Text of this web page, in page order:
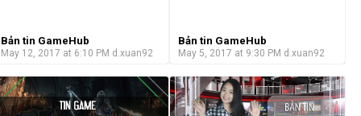
Bản tin GameHub
May 12, 2017 at 6:10 PM d.xuan92
Bản tin GameHub
May 5, 2017 at 9:30 PM d.xuan92